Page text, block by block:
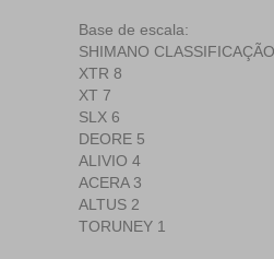
Base de escala:
SHIMANO CLASSIFICAÇÃO
XTR 8
XT 7
SLX 6
DEORE 5
ALIVIO 4
ACERA 3
ALTUS 2
TORUNEY 1